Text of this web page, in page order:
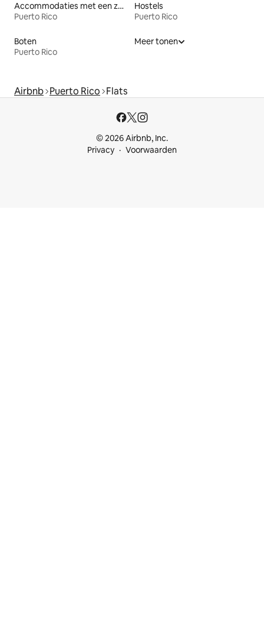
Accommodaties met een zwembad
Puerto Rico
Hostels
Puerto Rico
Boten
Puerto Rico
Meer tonen
Airbnb Puerto Rico Flats
© 2026 Airbnb, Inc.
Privacy
Voorwaarden